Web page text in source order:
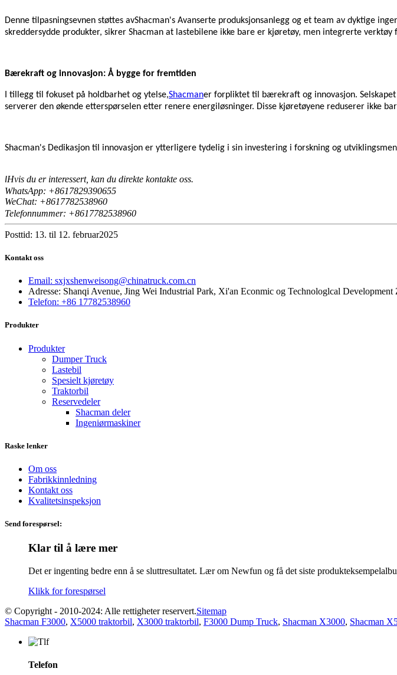
Denne tilpasningsevnen støttes avShacman's Avanserte produksjonsanlegg og et team av dyktige
skreddersydde produkter, sikrer Shacman at lastebilene ikke bare er kjøretøy, men integrerte verktøy
Bærekraft og innovasjon: Å bygge for fremtiden
I tillegg til fokuset på holdbarhet og ytelse,Shacmaner forpliktet til bærekraft og innovasjon.
serverer den økende etterspørselen etter renere energiløsninger. Disse kjøretøyene reduserer ikke
Shacman's Dedikasjon til innovasjon er ytterligere tydelig i sin investering i forskning og
IHvis du er interessert, kan du direkte kontakte oss.
WhatsApp: +8617829390655
WeChat: +8617782538960
Telefonnummer: +8617782538960
Posttid: 13. til 12. februar2025
Kontakt oss
Email: sxjxshenweisong@chinatruck.com.cn
Adresse: Shanqi Avenue, Jing Wei Industrial Park, Xi'an Econmic og Technologlcal
Telefon: +86 17782538960
Produkter
Produkter
Dumper Truck
Lastebil
Spesielt kjøretøy
Traktorbil
Reservedeler
Shacman deler
Ingeniørmaskiner
Raske lenker
Om oss
Fabrikkinnledning
Kontakt oss
Kvalitetsinspeksjon
Send forespørsel:
Klar til å lære mer
Det er ingenting bedre enn å se sluttresultatet. Lær om Newfun og få det siste
Klikk for forespørsel
© Copyright - 2010-2024: Alle rettigheter reservert.Sitemap
Shacman F3000, X5000 traktorbil, X3000 traktorbil, F3000 Dump Truck, Shacman X3000, Shacman
Telefon